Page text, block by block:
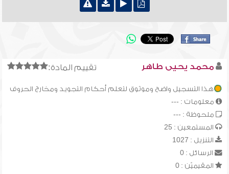
تقييم المادة: محمد يحيى طاهر
هذا التسجيل واضح وموثوق لتعلم أحكام التجويد ومخارج الحروف
معلومات : ---
ملحوظة : ---
المستمعين : 25
التنزيل : 1027
الرسائل : 0
المقيميّن : 0